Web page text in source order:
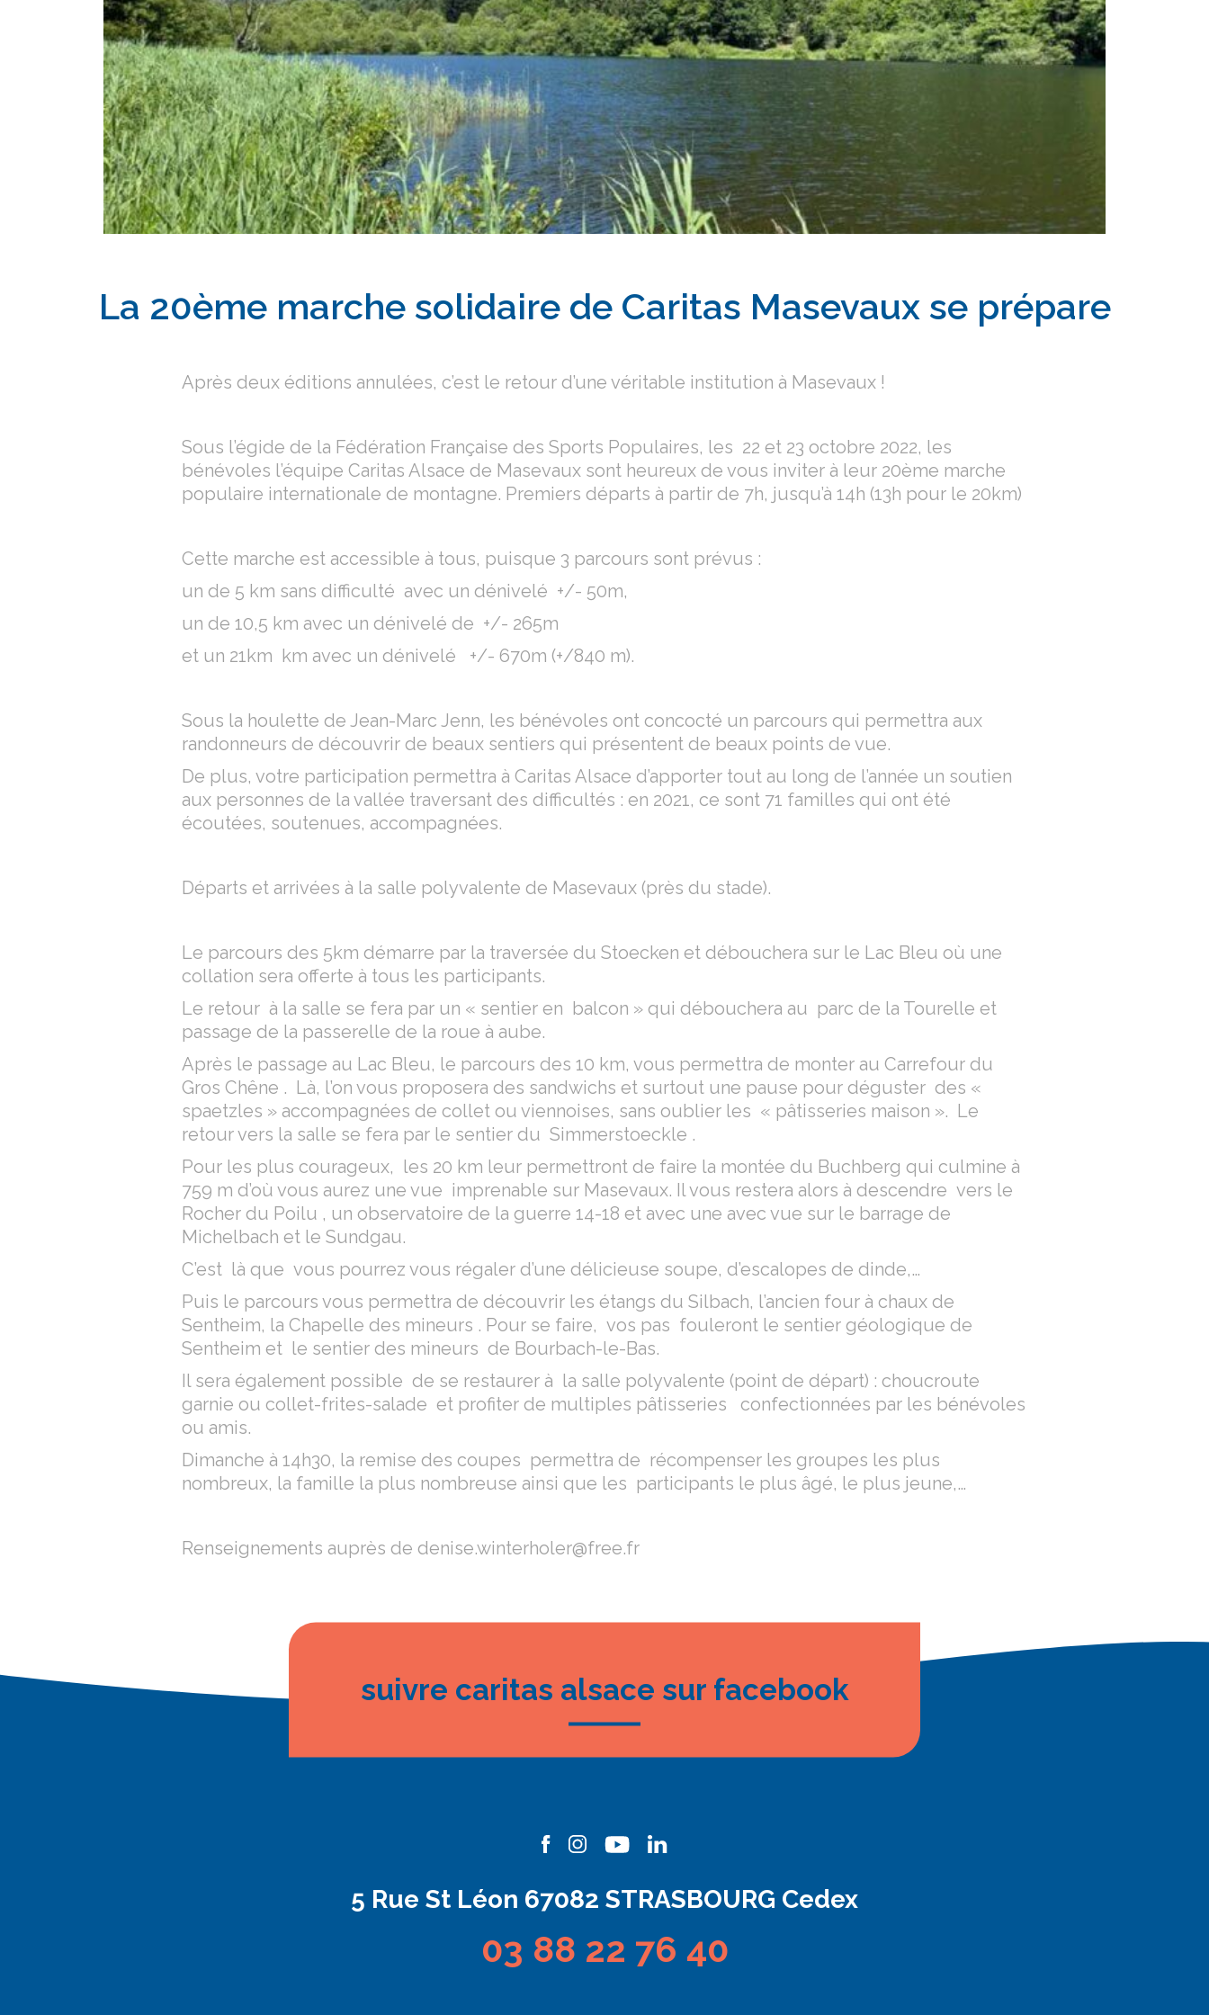
La 20ème marche solidaire de Caritas Masevaux se prépare
Après deux éditions annulées, c’est le retour d’une véritable institution à Masevaux !
Sous l’égide de la Fédération Française des Sports Populaires, les 22 et 23 octobre 2022, les
bénévoles l’équipe Caritas Alsace de Masevaux sont heureux de vous inviter à leur 20ème marche
populaire internationale de montagne. Premiers départs à partir de 7h, jusqu’à 14h (13h pour le 20km)
Cette marche est accessible à tous, puisque 3 parcours sont prévus :
un de 5 km sans difficulté avec un dénivelé +/- 50m,
un de 10,5 km avec un dénivelé de +/- 265m
et un 21km km avec un dénivelé +/- 670m (+/840 m).
Sous la houlette de Jean-Marc Jenn, les bénévoles ont concocté un parcours qui permettra aux
randonneurs de découvrir de beaux sentiers qui présentent de beaux points de vue.
De plus, votre participation permettra à Caritas Alsace d’apporter tout au long de l’année un soutien
aux personnes de la vallée traversant des difficultés : en 2021, ce sont 71 familles qui ont été
écoutées, soutenues, accompagnées.
Départs et arrivées à la salle polyvalente de Masevaux (près du stade).
Le parcours des 5km démarre par la traversée du Stoecken et débouchera sur le Lac Bleu où une
collation sera offerte à tous les participants.
Le retour à la salle se fera par un « sentier en balcon » qui débouchera au parc de la Tourelle et
passage de la passerelle de la roue à aube.
Après le passage au Lac Bleu, le parcours des 10 km, vous permettra de monter au Carrefour du
Gros Chêne . Là, l’on vous proposera des sandwichs et surtout une pause pour déguster des «
spaetzles » accompagnées de collet ou viennoises, sans oublier les « pâtisseries maison ». Le
retour vers la salle se fera par le sentier du Simmerstoeckle .
Pour les plus courageux, les 20 km leur permettront de faire la montée du Buchberg qui culmine à
759 m d’où vous aurez une vue imprenable sur Masevaux. Il vous restera alors à descendre vers le
Rocher du Poilu , un observatoire de la guerre 14-18 et avec une avec vue sur le barrage de
Michelbach et le Sundgau.
C’est là que vous pourrez vous régaler d’une délicieuse soupe, d’escalopes de dinde,…
Puis le parcours vous permettra de découvrir les étangs du Silbach, l’ancien four à chaux de
Sentheim, la Chapelle des mineurs . Pour se faire, vos pas fouleront le sentier géologique de
Sentheim et le sentier des mineurs de Bourbach-le-Bas.
Il sera également possible de se restaurer à la salle polyvalente (point de départ) : choucroute
garnie ou collet-frites-salade et profiter de multiples pâtisseries confectionnées par les bénévoles
ou amis.
Dimanche à 14h30, la remise des coupes permettra de récompenser les groupes les plus
nombreux, la famille la plus nombreuse ainsi que les participants le plus âgé, le plus jeune,…
Renseignements auprès de denise.winterholer@free.fr
suivre caritas alsace sur facebook
5 Rue St Léon 67082 STRASBOURG Cedex
03 88 22 76 40